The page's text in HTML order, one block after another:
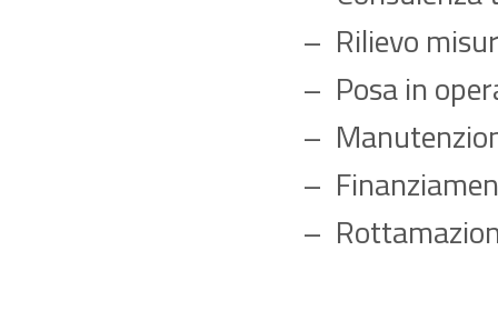
– Rilievo
– Posa in
–
–
–